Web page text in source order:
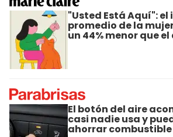
"Usted Está Aquí": el
promedio de la
un 44% menor que
El botón del aire
casi nadie usa y
ahorrar combustible